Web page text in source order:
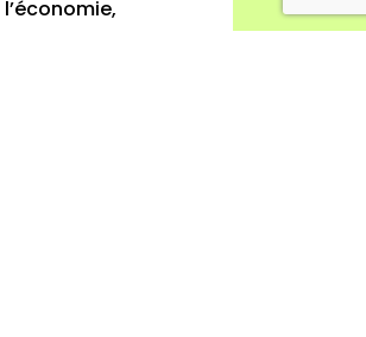
l’économie,